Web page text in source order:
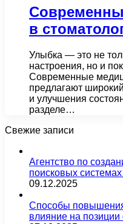
в
Улыбка — это не
настроения, но и
Современные
предлагают
и улучшения
разделе…
Свежие записи
Агентство по
поисковых
09.12.2025
Способы
влияние на